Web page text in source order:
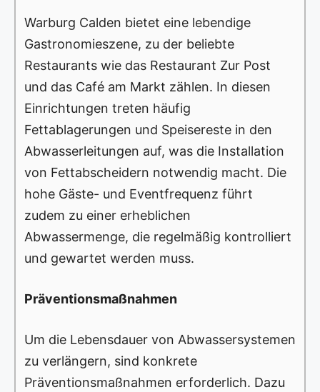
Warburg Calden bietet eine lebendige
Gastronomieszene, zu der beliebte
Restaurants wie das Restaurant Zur Post
und das Café am Markt zählen. In diesen
Einrichtungen treten häufig
Fettablagerungen und Speisereste in den
Abwasserleitungen auf, was die Installation
von Fettabscheidern notwendig macht. Die
hohe Gäste- und Eventfrequenz führt
zudem zu einer erheblichen
Abwassermenge, die regelmäßig kontrolliert
und gewartet werden muss.
Präventionsmaßnahmen
Um die Lebensdauer von Abwassersystemen
zu verlängern, sind konkrete
Präventionsmaßnahmen erforderlich. Dazu